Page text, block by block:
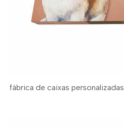
fábrica de caixas personalizadas